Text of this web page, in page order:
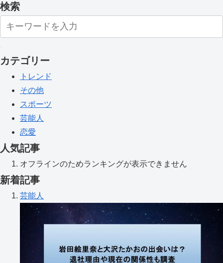
検索
カテゴリー
トレンド
その他
スポーツ
芸能人
恋愛
人気記事
オフラインのためランキングが表示できません
新着記事
芸能人